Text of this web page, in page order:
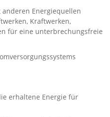
Energiequellen
Kraftwerken,
für eine unterbrechungsfreie
erhaltene Energie für